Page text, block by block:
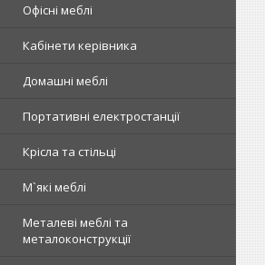
Офісні меблі
Кабінети керівника
Домашні меблі
Портативні електростанції
Крісла та стільці
М`які меблі
Металеві меблі та
металоконструкції